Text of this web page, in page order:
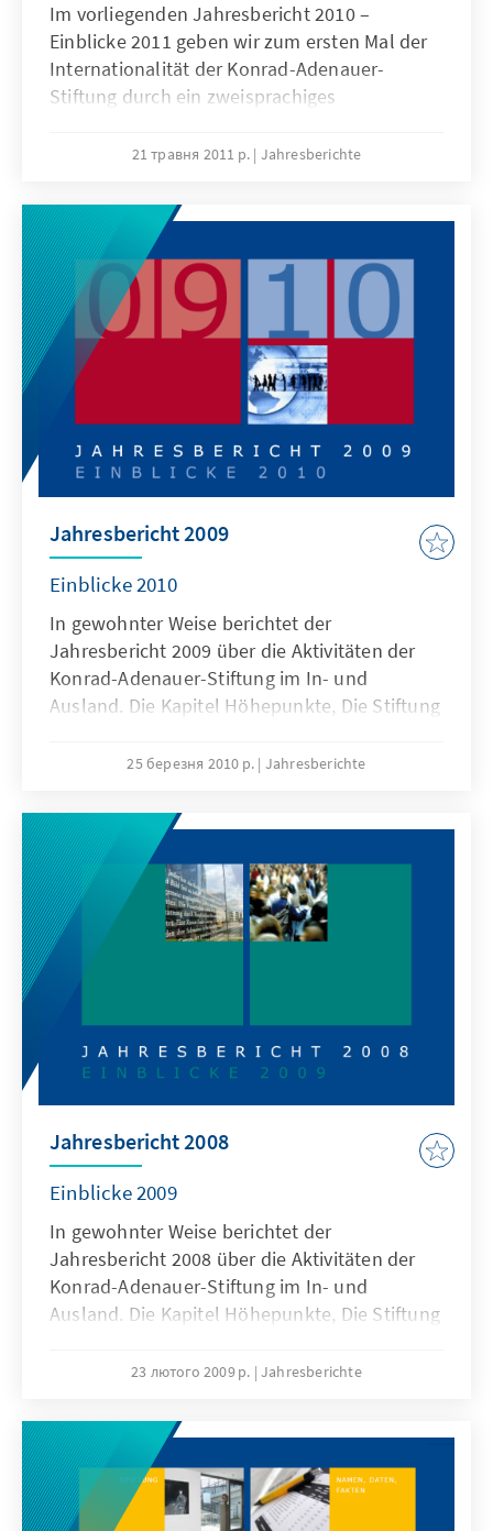
Im vorliegenden Jahresbericht 2010 –
Einblicke 2011 geben wir zum ersten Mal der
Internationalität der Konrad-Adenauer-
Stiftung durch ein zweisprachiges
geben. Zugleich machen wir damit auch
Stiftungsarbeit zu einer wichtigen Leitlinie
geworden ist. Gemeint ist nicht eine
Verlagerung unserer inhaltlichen
Schwerpunkte auf globale Zusammenhänge,
sondern eine zunehmende und für unsere
Aktivitäten fruchtbar zu machende
Interdependenz von nationalen und
internationalen Themen.
21 травня 2011 р. Jahresberichte
Jahresbericht 2009
Einblicke 2010
In gewohnter Weise berichtet der
Jahresbericht 2009 über die Aktivitäten der
Konrad-Adenauer-Stiftung im In- und
Ausland. Die Kapitel Höhepunkte, Die Stiftung
Namen und Fakten sowie den
über Wissenswertes und Interessantes aus
der Stiftung. Der Jahresbericht wird ergänzt
durch die Kapitel „Einblicke 2010“ mit
Beiträgen von Mitarbeiterinnen und
Mitarbeitern der Stiftung, die das inhaltliche,
wissenschaftliche und politische
25 березня 2010 р. Jahresberichte
Jahresbericht 2008
Einblicke 2009
In gewohnter Weise berichtet der
Jahresbericht 2008 über die Aktivitäten der
Konrad-Adenauer-Stiftung im In- und
Ausland. Die Kapitel Höhepunkte, Die Stiftung
Namen und Fakten sowie den
über Wissenswertes und Interessantes aus
der Stiftung. Der Jahresbericht wird ergänzt
durch die Kapitel „Einblicke 2008/2009“ mit
Beiträgen von Mitarbeiterinnen und
23 лютого 2009 р. Jahresberichte